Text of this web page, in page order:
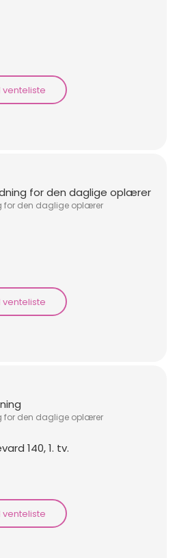
venteliste
for den daglige oplærer
for den daglige oplærer
venteliste
for den daglige oplærer
140, 1. tv.
venteliste